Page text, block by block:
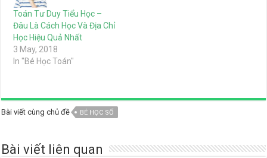
Toán Tư Duy Tiểu Học –
Đâu Là Cách Học Và Địa Chỉ
Học Hiệu Quả Nhất
3 May, 2018
In "Bé Học Toán"
Bài viết cùng chủ đề BÉ HỌC SỐ
Bài viết liên quan